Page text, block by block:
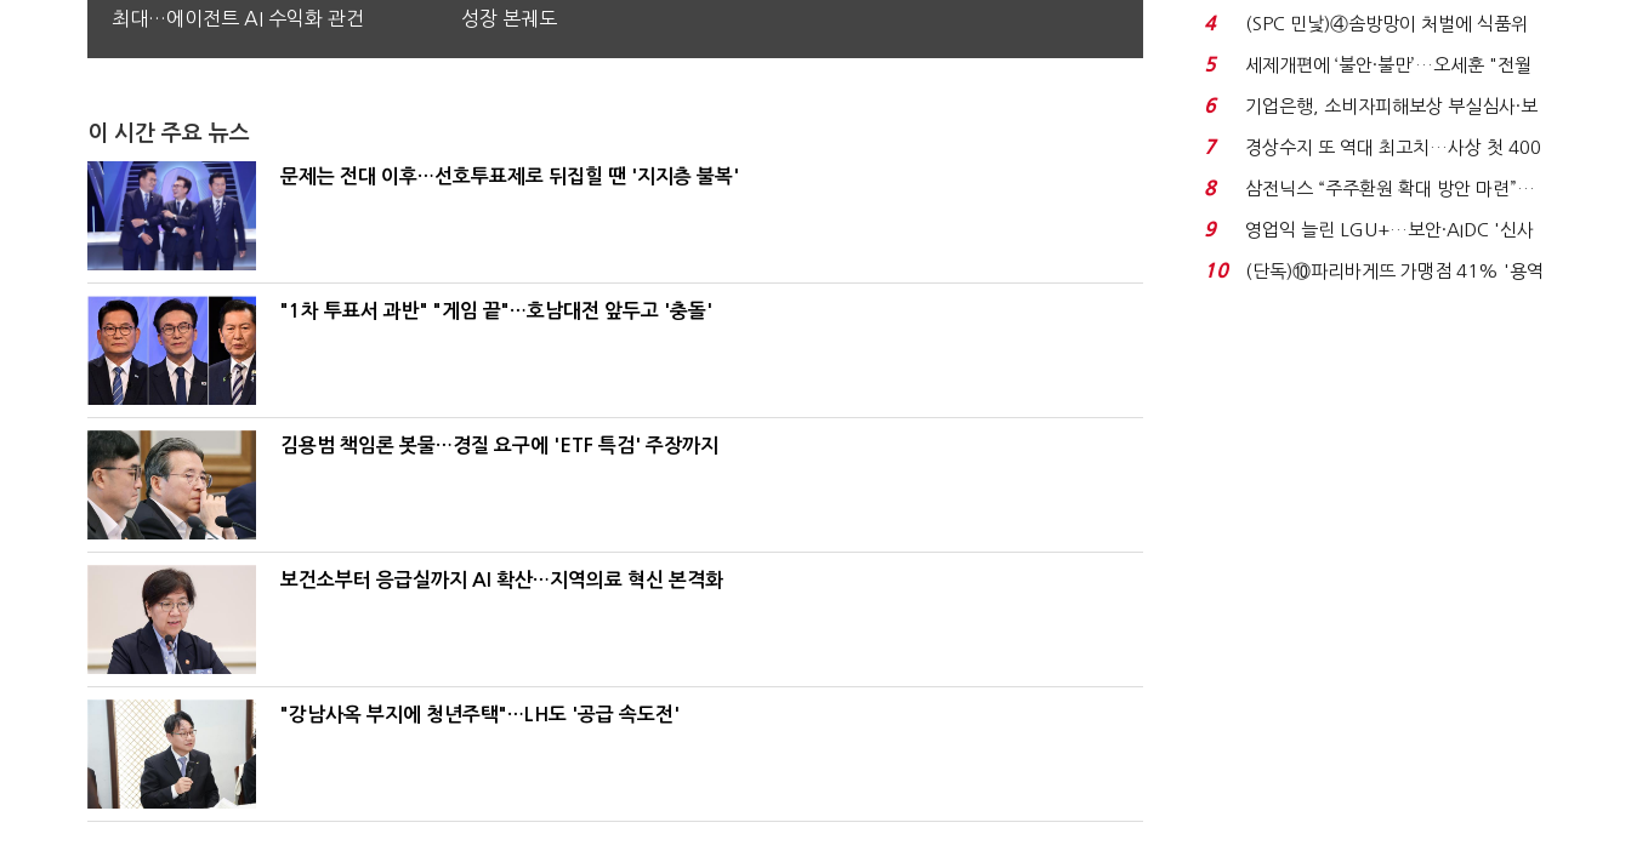
최대…에이전트 AI 수익화 관건
성장 본궤도
이 시간 주요 뉴스
문제는 전대 이후…선호투표제로 뒤집힐 땐 '지지층 불복'
"1차 투표서 과반" "게임 끝"…호남대전 앞두고 '충돌'
김용범 책임론 봇물…경질 요구에 'ETF 특검' 주장까지
보건소부터 응급실까지 AI 확산…지역의료 혁신 본격화
"강남사옥 부지에 청년주택"…LH도 '공급 속도전'
'초접전'…대통령 ...
4
(SPC 민낯)④솜방망이 처벌에 식품위
생법 위반 반복...
5
세제개편에 ‘불안·불만’…오세훈 "전월
세 구하기 더 ...
6
기업은행, 소비자피해보상 부실심사·보
이스피싱 공시 ...
7
경상수지 또 역대 최고치…사상 첫 400
억달러에 '3% 성...
8
삼전닉스 “주주환원 확대 방안 마련”…
로이터에 성명...
9
영업익 늘린 LGU+…보안·AIDC '신사
업 드라이브'...
10
(단독)⑩파리바게뜨 가맹점 41% '용역